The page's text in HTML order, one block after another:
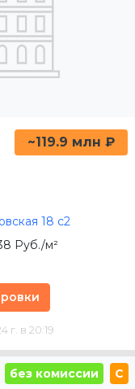
~119.9 млн ₽
18 с2
Руб./м²
г. в 20:19
без комиссии C